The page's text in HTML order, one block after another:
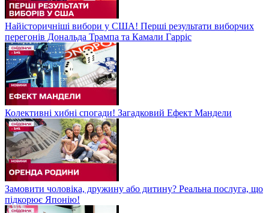
Найісторичніші вибори у США! Перші результати виборчих
перегонів Дональда Трампа та Камали Гарріс
Колективні хибні спогади! Загадковий Ефект Мандели
Замовити чоловіка, дружину або дитину? Реальна послуга, що
підкорює Японію!